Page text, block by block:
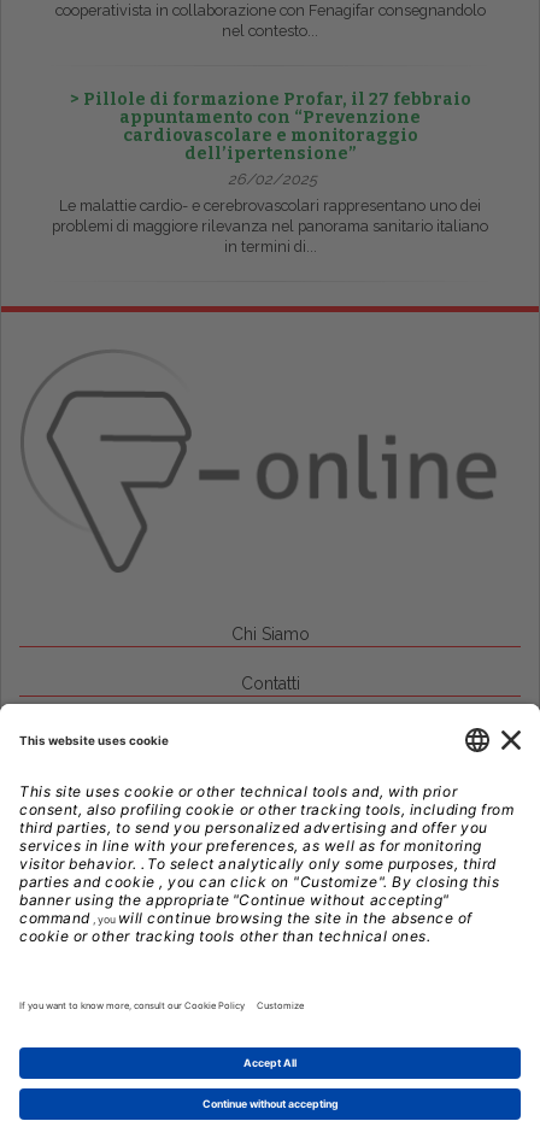
cooperativista in collaborazione con Fenagifar consegnandolo
nel contesto...
> Pillole di formazione Profar, il 27 febbraio
appuntamento con “Prevenzione
cardiovascolare e monitoraggio
dell’ipertensione”
26/02/2025
Le malattie cardio- e cerebrovascolari rappresentano uno dei
problemi di maggiore rilevanza nel panorama sanitario italiano
in termini di...
Chi Siamo
Contatti
Note Legali
Privacy
Gestione Cookie